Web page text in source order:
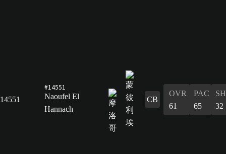
14551
#14551
Naoufel El
Hannach
CB
OVR
61
PAC
65
32